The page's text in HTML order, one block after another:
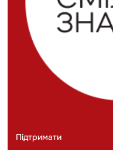
Підтримати